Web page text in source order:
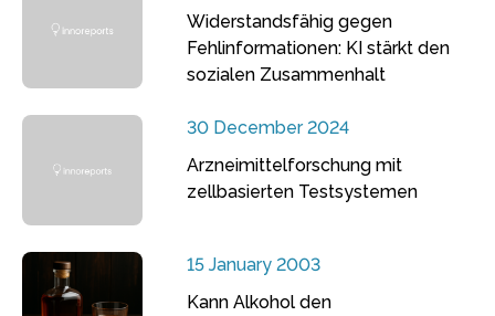
Widerstandsfähig gegen
Fehlinformationen: KI stärkt den
sozialen Zusammenhalt
30 December 2024
Arzneimittelforschung mit
zellbasierten Testsystemen
15 January 2003
Kann Alkohol den